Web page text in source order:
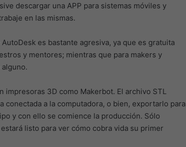
descargar una APP para sistemas móviles y
en las mismas.
es bastante agresiva, ya que es gratuita
y mentores; mientras que para makers y
impresoras 3D como Makerbot. El archivo STL
a la computadora, o bien, exportarlo para
y con ello se comience la producción. Sólo
listo para ver cómo cobra vida su primer